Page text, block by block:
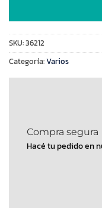
SKU:36212
Categoría:Varios
Compra segura
Hacé tu pedido en